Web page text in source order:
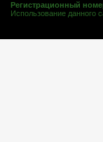
Регистрационный
Использование данного